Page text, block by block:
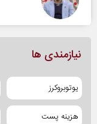
نیازمندی ها
یوتوبروکرز
هزینه پست